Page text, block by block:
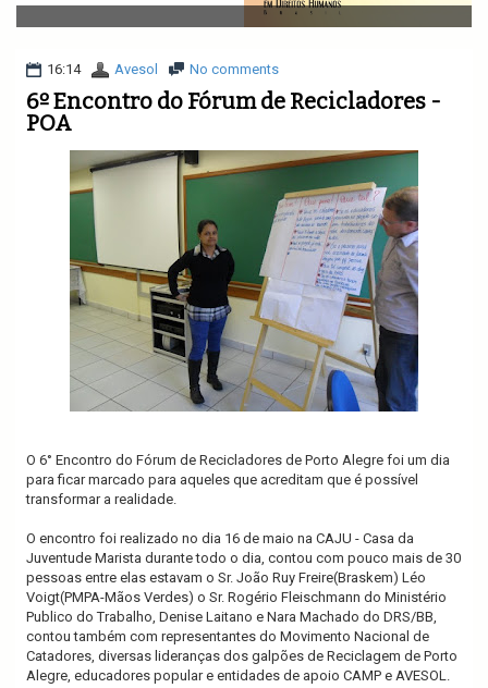
v
i
a
i
n
16:14 Avesol No comments
6º Encontro do Fórum de Recicladores -
POA
O 6° Encontro do Fórum de Recicladores de Porto Alegre foi um dia
para ficar marcado para aqueles que acreditam que é possível
transformar a realidade.
O encontro foi realizado no dia 16 de maio na CAJU - Casa da
Juventude Marista durante todo o dia, contou com pouco mais de 30
pessoas entre elas estavam o Sr. João Ruy Freire(Braskem) Léo
Voigt(PMPA-Mãos Verdes) o Sr. Rogério Fleischmann do Ministério
Publico do Trabalho, Denise Laitano e Nara Machado do DRS/BB,
contou também com representantes do Movimento Nacional de
Catadores, diversas lideranças dos galpões de Reciclagem de Porto
Alegre, educadores popular e entidades de apoio CAMP e AVESOL.